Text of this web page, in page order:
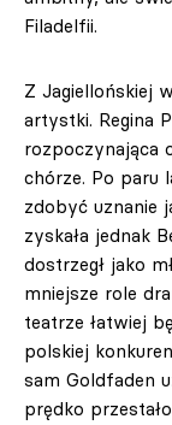
Filadelfii.
Z Jagiellońskiej
artystki. Regina
rozpoczynająca
chórze. Po paru
zdobyć uznanie
zyskała jednak
dostrzegł jako
mniejsze role
teatrze łatwiej
polskiej
sam Goldfaden
prędko